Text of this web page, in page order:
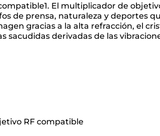
El multiplicador de
de prensa, naturaleza y deportes
gracias a la alta refracción, el
derivadas de las
RF compatible